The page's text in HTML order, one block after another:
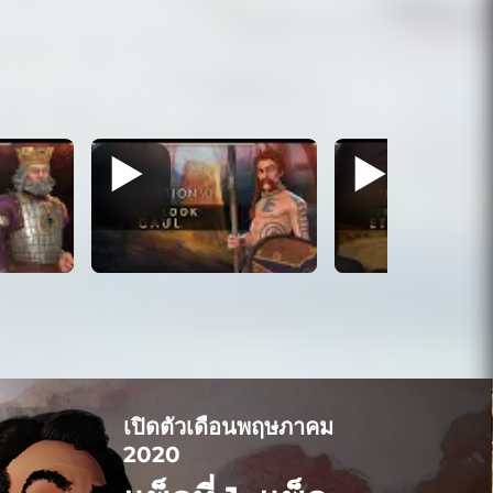
เปิดตัวเดือนพฤษภาคม
2020